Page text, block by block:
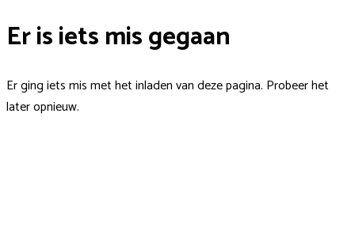
Er is iets mis gegaan
Er ging iets mis met het inladen van deze pagina. Probeer het
later opnieuw.